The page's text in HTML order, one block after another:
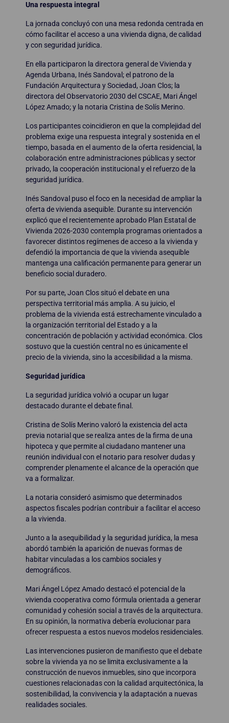
Una respuesta integral
La jornada concluyó con una mesa redonda centrada en
cómo facilitar el acceso a una vivienda digna, de calidad
y con seguridad jurídica.
En ella participaron la directora general de Vivienda y
Agenda Urbana, Inés Sandoval; el patrono de la
Fundación Arquitectura y Sociedad, Joan Clos; la
directora del Observatorio 2030 del CSCAE, Mari Ángel
López Amado; y la notaria Cristina de Solís Merino.
Los participantes coincidieron en que la complejidad del
problema exige una respuesta integral y sostenida en el
tiempo, basada en el aumento de la oferta residencial, la
colaboración entre administraciones públicas y sector
privado, la cooperación institucional y el refuerzo de la
seguridad jurídica.
Inés Sandoval puso el foco en la necesidad de ampliar la
oferta de vivienda asequible. Durante su intervención
explicó que el recientemente aprobado Plan Estatal de
Vivienda 2026-2030 contempla programas orientados a
favorecer distintos regímenes de acceso a la vivienda y
defendió la importancia de que la vivienda asequible
mantenga una calificación permanente para generar un
beneficio social duradero.
Por su parte, Joan Clos situó el debate en una
perspectiva territorial más amplia. A su juicio, el
problema de la vivienda está estrechamente vinculado a
la organización territorial del Estado y a la
concentración de población y actividad económica. Clos
sostuvo que la cuestión central no es únicamente el
precio de la vivienda, sino la accesibilidad a la misma.
Seguridad jurídica
La seguridad jurídica volvió a ocupar un lugar
destacado durante el debate final.
Cristina de Solís Merino valoró la existencia del acta
previa notarial que se realiza antes de la firma de una
hipoteca y que permite al ciudadano mantener una
reunión individual con el notario para resolver dudas y
comprender plenamente el alcance de la operación que
va a formalizar.
La notaria consideró asimismo que determinados
aspectos fiscales podrían contribuir a facilitar el acceso
a la vivienda.
Junto a la asequibilidad y la seguridad jurídica, la mesa
abordó también la aparición de nuevas formas de
habitar vinculadas a los cambios sociales y
demográficos.
Mari Ángel López Amado destacó el potencial de la
vivienda cooperativa como fórmula orientada a generar
comunidad y cohesión social a través de la arquitectura.
En su opinión, la normativa debería evolucionar para
ofrecer respuesta a estos nuevos modelos residenciales.
Las intervenciones pusieron de manifiesto que el debate
sobre la vivienda ya no se limita exclusivamente a la
construcción de nuevos inmuebles, sino que incorpora
cuestiones relacionadas con la calidad arquitectónica, la
sostenibilidad, la convivencia y la adaptación a nuevas
realidades sociales.